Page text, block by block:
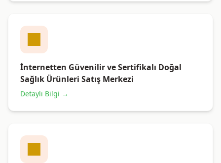
İnternetten Güvenilir ve Sertifikalı Doğal
Sağlık Ürünleri Satış Merkezi
Detaylı Bilgi →